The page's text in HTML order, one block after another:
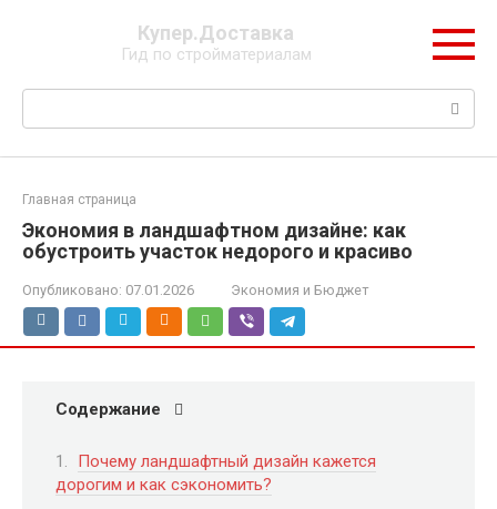
Купер.Доставка
Гид по стройматериалам
Поиск:
Главная страница
Экономия в ландшафтном дизайне: как
обустроить участок недорого и красиво
Опубликовано: 07.01.2026 Экономия и Бюджет
Содержание
Почему ландшафтный дизайн кажется
дорогим и как сэкономить?